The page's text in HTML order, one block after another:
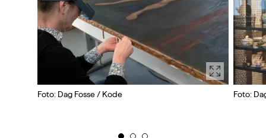
Foto: Dag Fosse / Kode Foto: